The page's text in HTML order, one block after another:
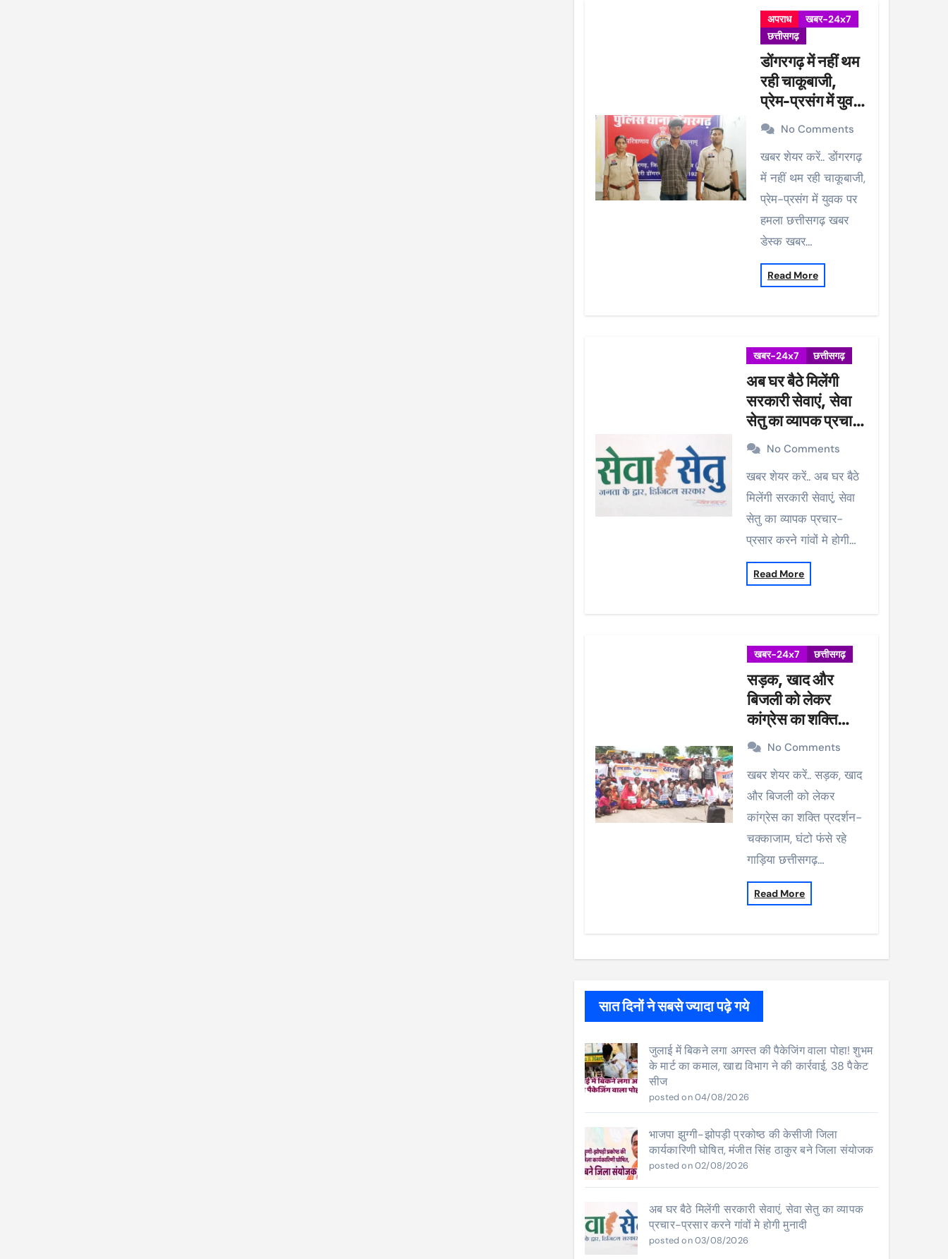
अपराध
खबर-24x7
छत्तीसगढ़
डोंगरगढ़ में नहीं थम
रही चाकूबाजी,
प्रेम-प्रसंग में युवक
पर हमलाNo Comments
खबर शेयर करें.. डोंगरगढ़
में नहीं थम रही चाकूबाजी,
प्रेम-प्रसंग में युवक पर
हमला छत्तीसगढ़ खबर
डेस्क खबर…
Read More
खबर-24x7 छत्तीसगढ़
अब घर बैठे मिलेंगी
सरकारी सेवाएं, सेवा
सेतु का व्यापक प्रचार-
प्रसार करने गांवों मे
होगी मुनादी
No Comments
खबर शेयर करें.. अब घर बैठे
मिलेंगी सरकारी सेवाएं, सेवा
सेतु का व्यापक प्रचार-
प्रसार करने गांवों मे होगी…
Read More
खबर-24x7 छत्तीसगढ़
सड़क, खाद और
बिजली को लेकर
कांग्रेस का शक्ति
प्रदर्शन-चक्काजाम,
घंटो फंसे रहे गाड़िया
No Comments
खबर शेयर करें.. सड़क, खाद
और बिजली को लेकर
कांग्रेस का शक्ति प्रदर्शन-
चक्काजाम, घंटो फंसे रहे
गाड़िया छत्तीसगढ़…
Read More
सात दिनों ने सबसे ज्यादा पढ़े गये
जुलाई में बिकने लगा अगस्त की पैकेजिंग वाला पोहा! शुभम
के मार्ट का कमाल, खाद्य विभाग ने की कार्रवाई, 38 पैकेट
सीज
posted on 04/08/2026
भाजपा झुग्गी-झोपड़ी प्रकोष्ठ की केसीजी जिला
कार्यकारिणी घोषित, मंजीत सिंह ठाकुर बने जिला संयोजक
posted on 02/08/2026
अब घर बैठे मिलेंगी सरकारी सेवाएं, सेवा सेतु का व्यापक
प्रचार-प्रसार करने गांवों मे होगी मुनादी
posted on 03/08/2026